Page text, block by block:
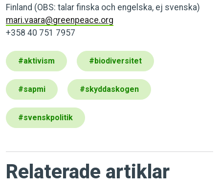
Finland (OBS: talar finska och engelska, ej svenska)
mari.vaara@greenpeace.org
+358 40 751 7957
#aktivism #biodiversitet
#sapmi #skyddaskogen
#svenskpolitik
Relaterade artiklar